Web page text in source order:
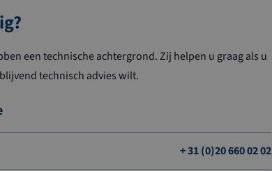
een technische achtergrond. Zij helpen u graag als u
technisch advies wilt.
+ 31 (0)20 660 02 02